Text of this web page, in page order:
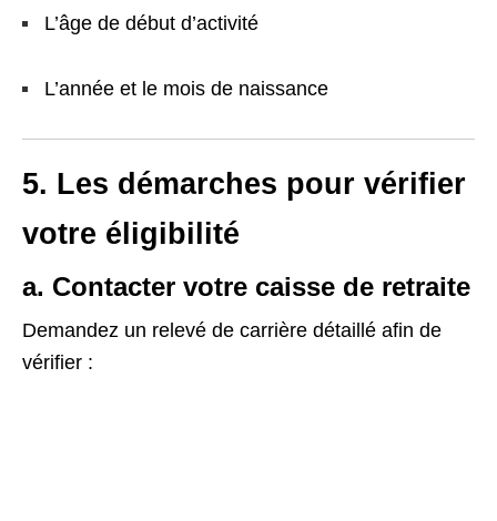
L’âge de début d’activité
L’année et le mois de naissance
5. Les démarches pour vérifier
votre éligibilité
a. Contacter votre caisse de retraite
Demandez un relevé de carrière détaillé afin de
vérifier :